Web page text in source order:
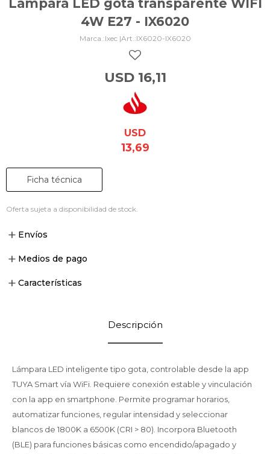
Lámpara LED gota transparente WIFI
4W E27 - IX6020
Ixec | IX6020-IX6020
USD 16,11
USD
13,69
Ficha técnica
Oferta sujeta a disponibilidad de stock.
Envíos
Medios de pago
Características
Descripción
Lámpara LED inteligente tipo gota, controlable desde la app
TUYA Smart vía WiFi. Requiere conexión estable y vinculación
con la app en smartphone. Permite programar horarios,
automatizar funciones, regular intensidad y seleccionar
blancos de 1800K a 6500K (CRI > 80). Incorpora Bluetooth
(BLE) para funciones básicas como encendido/apagado y